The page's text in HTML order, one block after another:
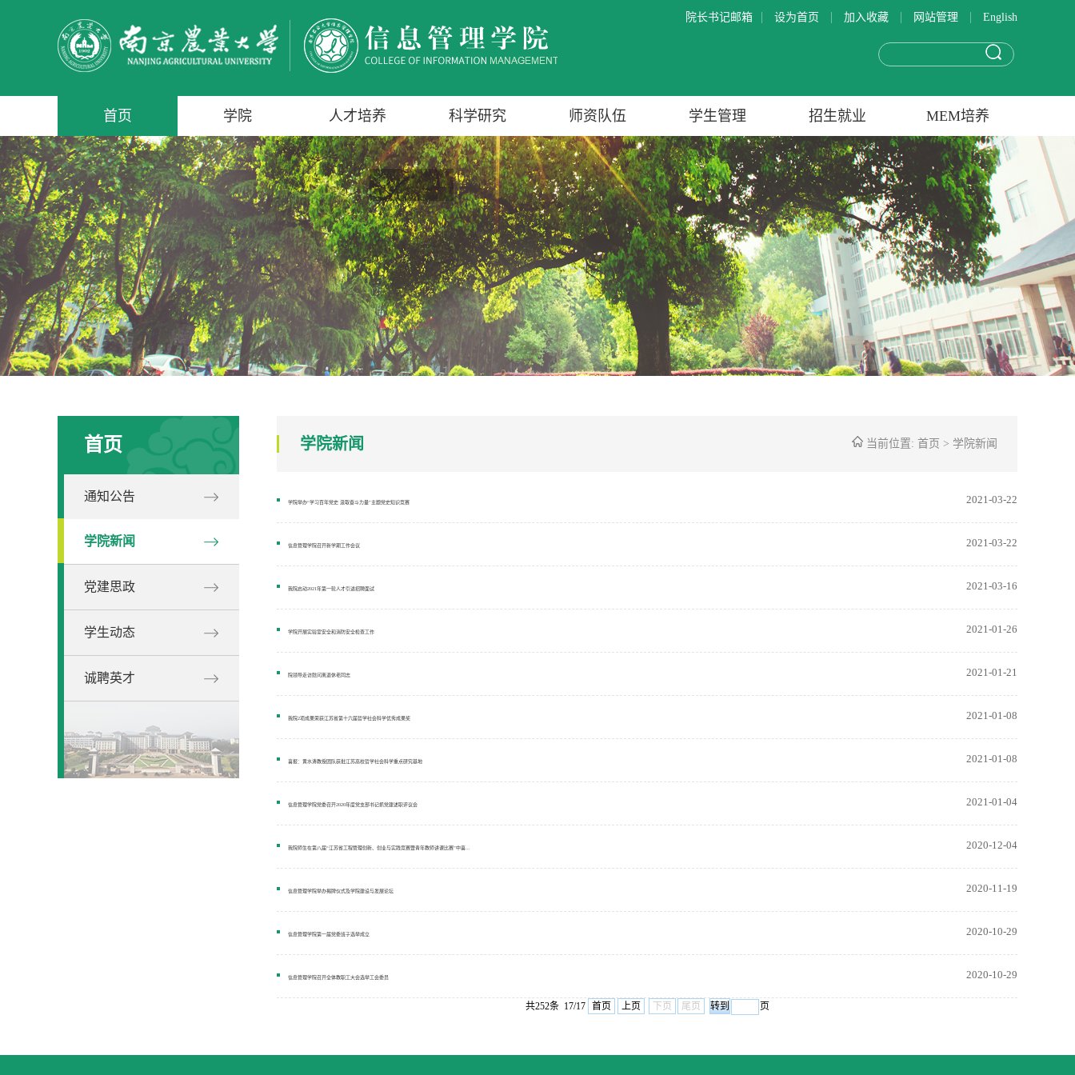
院长书记邮箱 | 设为首页 | 加入收藏 | 网站管理 | English
首页 学院 人才培养 科学研究 师资队伍 学生管理 招生就业 MEM培养
首页
通知公告
学院新闻
党建思政
学生动态
诚聘英才
当前位置: 首页 > 学院新闻
学院新闻
2021-03-22
学院举办“学习百年党史 汲取奋斗力量”主题党史知识竞赛
2021-03-22
信息管理学院召开新学期工作会议
2021-03-16
我院启动2021年第一轮人才引进招聘面试
2021-01-26
学院开展实验室安全和消防安全检查工作
2021-01-21
院领导走访慰问离退休老同志
2021-01-08
我院2项成果荣获江苏省第十六届哲学社会科学优秀成果奖
2021-01-08
喜报：黄水清教授团队获批江苏高校哲学社会科学重点研究基地
2021-01-04
信息管理学院党委召开2020年度党支部书记抓党建述职评议会
2020-12-04
我院师生在第八届“江苏省工程管理创新、创业与实践竞赛暨青年教师讲课比赛”中喜...
2020-11-19
信息管理学院举办揭牌仪式及学院建设与发展论坛
2020-10-29
信息管理学院第一届党委班子选举成立
2020-10-29
信息管理学院召开全体教职工大会选举工会委员
共252条 17/17 首页 上页 下页 尾页 页